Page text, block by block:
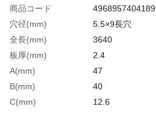
商品コード
4968957404189
穴径(mm)
5.5×9長穴
全長(mm)
3640
板厚(mm)
2.4
A(mm)
47
B(mm)
40
C(mm)
12.6